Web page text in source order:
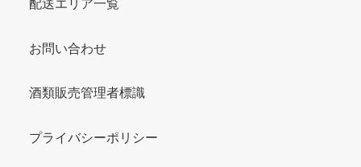
配送エリア一覧
お問い合わせ
酒類販売管理者標識
プライバシーポリシー